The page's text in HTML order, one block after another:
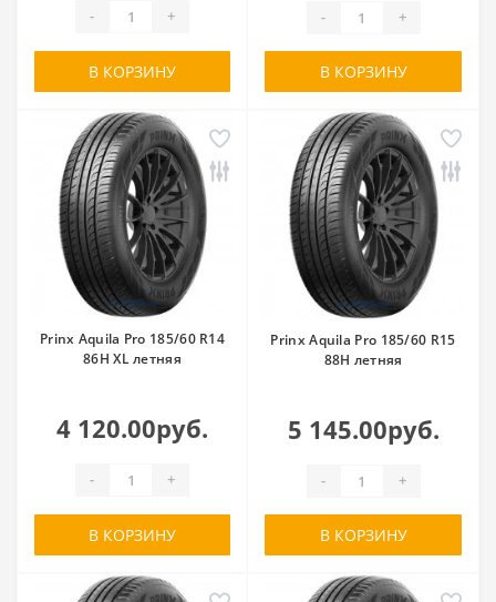
- +
В КОРЗИНУ
- +
В КОРЗИНУ
Prinx Aquila Pro 185/60 R14
86H XL летняя
4 120.00руб.
- +
В КОРЗИНУ
Prinx Aquila Pro 185/60 R15
88H летняя
5 145.00руб.
- +
В КОРЗИНУ